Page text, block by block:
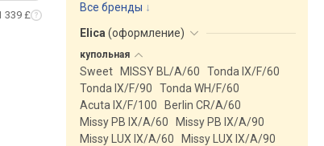
339 £
Все бренды
Elica (оформление)
купольная
Sweet MISSY BL/A/60
Tonda IX/F/60
Tonda IX/F/90
Tonda WH/F/60
Acuta IX/F/100
Berlin CR/A/60
Missy PB IX/A/60
Missy PB IX/A/90
Missy LUX IX/A/60
Missy LUX IX/A/90